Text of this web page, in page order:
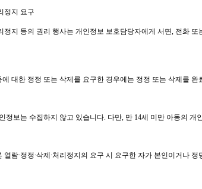
정지 요구
정지 등의 권리 행사는 개인정보 보호담당자에게 서면 전화 또
대한 정정 또는 삭제를 요구한 경우에는 정정 또는 삭제를
정보는 수집하지 않고 있습니다 다만 만 14세 미만 아동의 개
열람∙정정∙삭제∙처리정지의 요구 시 요구한 자가 본인이거나